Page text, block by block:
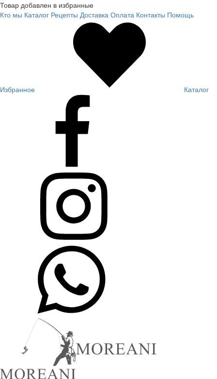
Товар добавлен в избранные
Кто мы Каталог Рецепты Доставка Оплата Контакты Помощь
Избранное Каталог